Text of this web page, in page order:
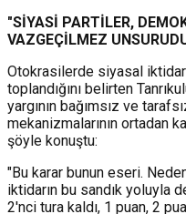
"SİYASİ PARTİLER,
VAZGEÇİLMEZ
Otokrasilerde siyasal
toplandığını belirten
yargının bağımsız ve
mekanizmalarının ortadan
şöyle konuştu:
"Bu karar bunun eseri.
iktidarın bu sandık yoluyla
2'nci tura kaldı, 1 puan, 2